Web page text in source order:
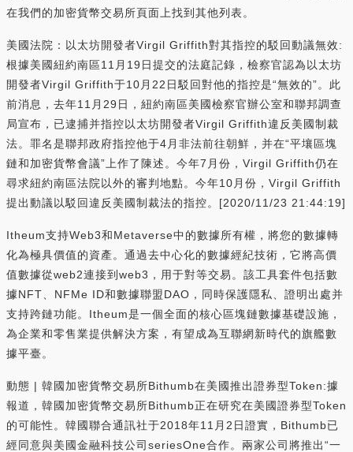
在我們的加密貨幣交易所頁面上找到其他列表。
美國法院：以太坊開發者Virgil Griffith對其指控的駁回動議無效:
根據美國紐約南區11月19日提交的法庭記錄，檢察官認為以太坊
開發者Virgil Griffith于10月22日駁回對他的指控是“無效的”。此
前消息，去年11月29日，紐約南區美國檢察官辦公室和聯邦調查
局宣布，已逮捕并指控以太坊開發者Virgil Griffith違反美國制裁
法。罪名是聯邦政府指控他于4月非法前往朝鮮，并在“平壤區塊
鏈和加密貨幣會議”上作了陳述。今年7月份，Virgil Griffith仍在
尋求紐約南區法院以外的審判地點。今年10月份，Virgil Griffith
提出動議以駁回違反美國制裁法的指控。[2020/11/23 21:44:19]
Itheum支持Web3和Metaverse中的數據所有權，將您的數據轉
化為極具價值的資產。通過去中心化的數據經紀技術，它將高價
值數據從web2連接到web3，用于對等交易。該工具套件包括數
據NFT、NFMe ID和數據聯盟DAO，同時保護隱私、證明出處并
支持跨鏈功能。Itheum是一個全面的核心區塊鏈數據基礎設施，
為企業和零售業提供解決方案，有望成為互聯網新時代的旗艦數
據平臺。
動態 | 韓國加密貨幣交易所Bithumb在美國推出證券型Token:據
報道，韓國加密貨幣交易所Bithumb正在研究在美國證券型Token
的可能性。韓國聯合通訊社于2018年11月2日證實，Bithumb已
經同意與美國金融科技公司seriesOne合作。兩家公司將推出“一